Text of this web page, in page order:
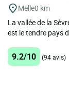
Melle0 km
La vallée de la
est le tendre pays
9.2/10 (94 avis)